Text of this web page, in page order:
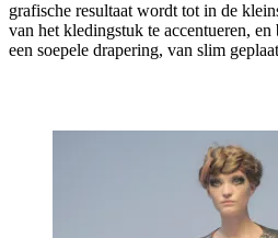
grafische resultaat wordt tot in de
van het kledingstuk te accentueren,
een soepele drapering, van slim